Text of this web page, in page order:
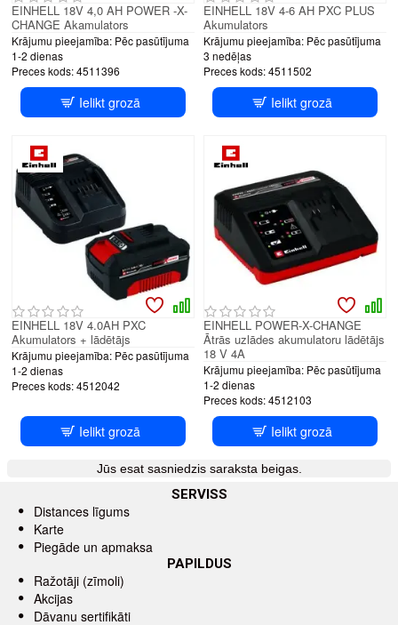
Krājumu pieejamība: Pēc pasūtījuma
1-2 dienas
Preces kods:4511396
EINHELL 18V 4,0 AH POWER -X-
CHANGE Akamulators
Ielikt grozā
Krājumu pieejamība: Pēc pasūtījuma
3 nedēļas
Preces kods:4511502
EINHELL 18V 4-6 AH PXC PLUS
Akumulators
Ielikt grozā
Krājumu pieejamība: Pēc pasūtījuma
1-2 dienas
Preces kods:4512042
EINHELL 18V 4.0AH PXC
Akumulators + lādētājs
Ielikt grozā
Krājumu pieejamība: Pēc pasūtījuma
1-2 dienas
Preces kods:4512103
EINHELL POWER-X-CHANGE
Ātrās uzlādes akumulatoru lādētājs
18 V 4A
Ielikt grozā
Jūs esat sasniedzis saraksta beigas.
SERVISS
Distances līgums
Karte
Piegāde un apmaksa
PAPILDUS
Ražotāji (zīmoli)
Akcijas
Dāvanu sertifikāti